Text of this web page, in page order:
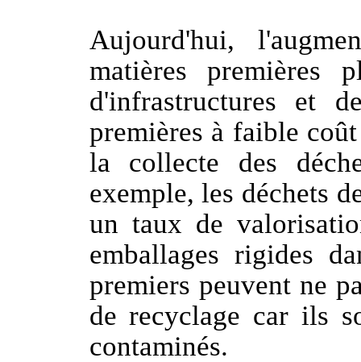
Aujourd'hui,
matières premières
d'infrastructures et
premières à faible
la collecte des
exemple, les déchets
un taux de
emballages rigides
premiers peuvent ne
de recyclage car ils
contaminés.